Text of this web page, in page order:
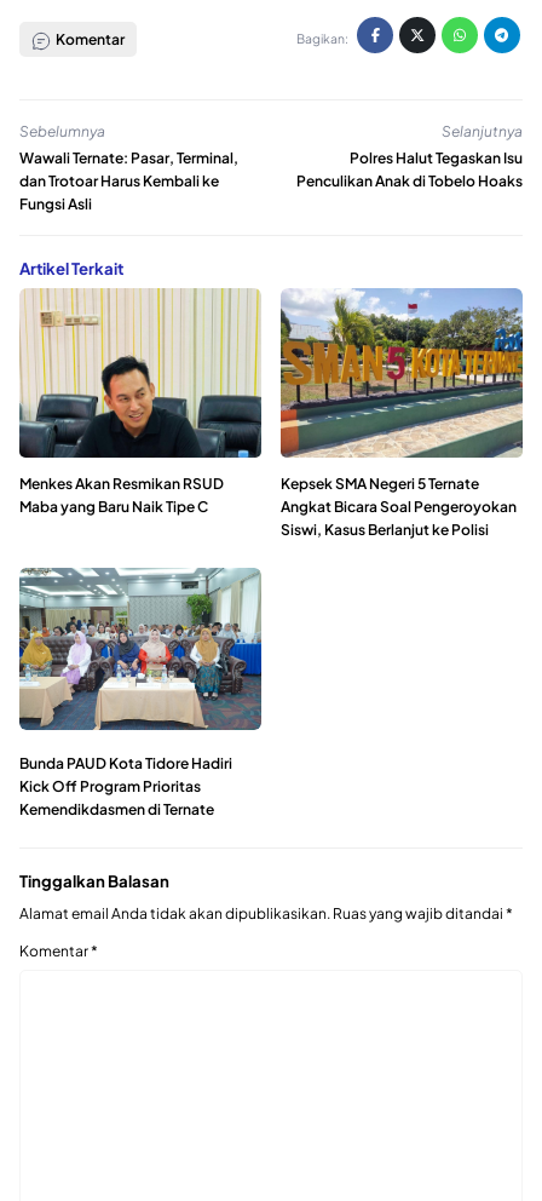
Komentar Bagikan:
Sebelumnya
Wawali Ternate: Pasar, Terminal,
dan Trotoar Harus Kembali ke
Fungsi Asli
Selanjutnya
Polres Halut Tegaskan Isu
Penculikan Anak di Tobelo Hoaks
Artikel Terkait
Menkes Akan Resmikan RSUD
Maba yang Baru Naik Tipe C
Kepsek SMA Negeri 5 Ternate
Angkat Bicara Soal Pengeroyokan
Siswi, Kasus Berlanjut ke Polisi
Bunda PAUD Kota Tidore Hadiri
Kick Off Program Prioritas
Kemendikdasmen di Ternate
Tinggalkan Balasan
Alamat email Anda tidak akan dipublikasikan. Ruas yang wajib ditandai *
Komentar*